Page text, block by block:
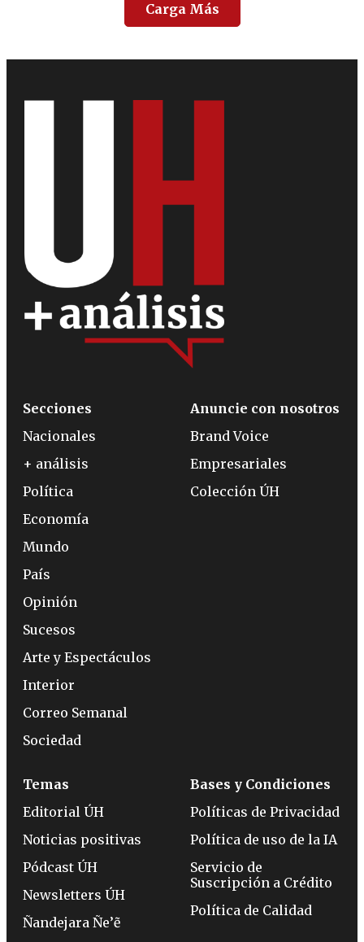
Carga Más
Secciones
Nacionales
+ análisis
Política
Economía
Mundo
País
Opinión
Sucesos
Arte y Espectáculos
Interior
Correo Semanal
Sociedad
Anuncie con nosotros
Brand Voice
Empresariales
Colección ÚH
Temas
Editorial ÚH
Noticias positivas
Pódcast ÚH
Newsletters ÚH
Ñandejara Ñe’ẽ
Bases y Condiciones
Políticas de Privacidad
Política de uso de la IA
Servicio de
Suscripción a Crédito
Política de Calidad